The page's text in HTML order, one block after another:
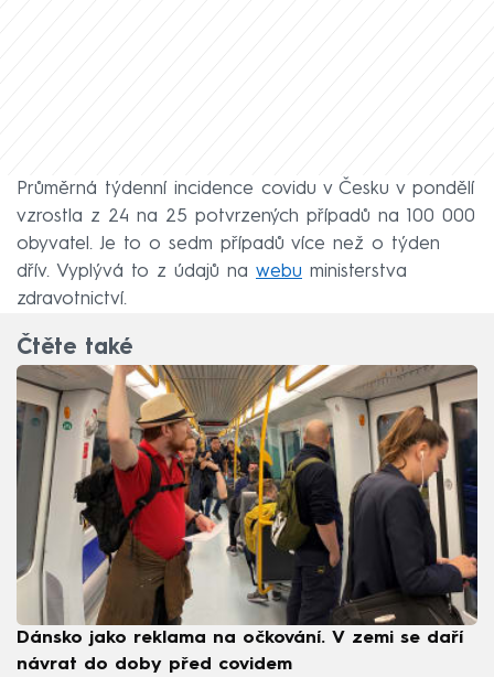
Průměrná týdenní incidence covidu v Česku v pondělí
vzrostla z 24 na 25 potvrzených případů na 100 000
obyvatel. Je to o sedm případů více než o týden
dřív. Vyplývá to z údajů na webu ministerstva
zdravotnictví.
Čtěte také
Dánsko jako reklama na očkování. V zemi se daří
návrat do doby před covidem